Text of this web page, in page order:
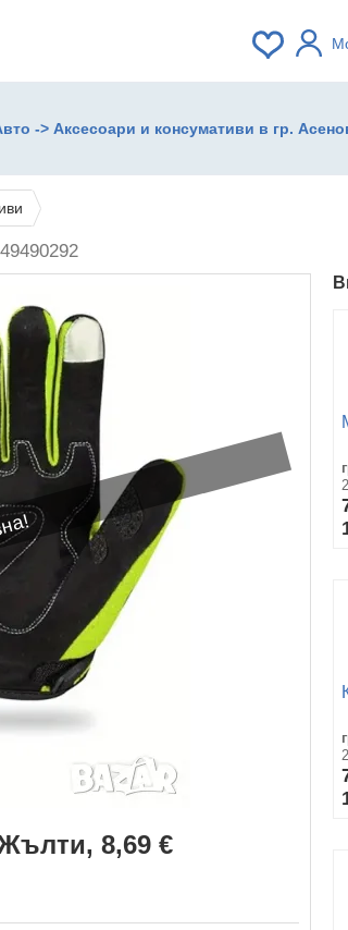
-> Аксесоари и консумативи в гр.
8,69 €